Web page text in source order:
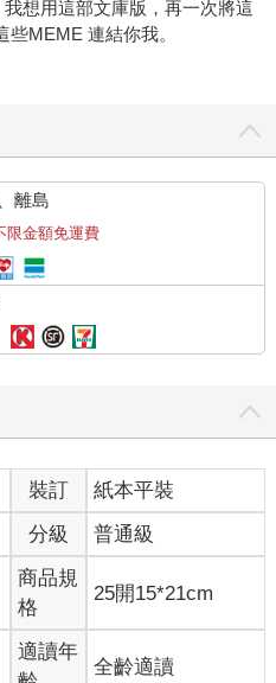
想用這部文庫版，再一次將這
MEME 連結你我。
離島
限金額免運費
裝訂
紙本平裝
分級 普通級
商品規
格
25開15*21cm
適讀年
全齡適讀